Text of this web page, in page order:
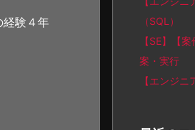
経験４年
（SQL）
【SE】【
案・実行
【エンジ